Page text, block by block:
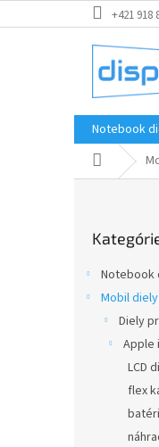
na
+421 918
Notebook
Domov
kategórie
Notebook
Mobil diely
Diely
Apple
LCD
flex